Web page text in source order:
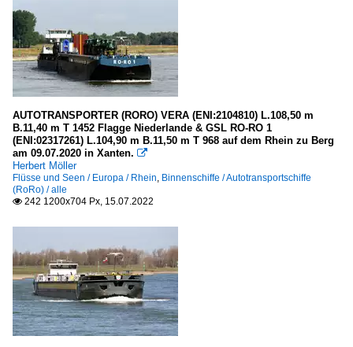
AUTOTRANSPORTER (RORO) VERA (ENI:2104810) L.108,50 m
B.11,40 m T 1452 Flagge Niederlande & GSL RO-RO 1
(ENI:02317261) L.104,90 m B.11,50 m T 968 auf dem Rhein zu Berg
am 09.07.2020 in Xanten. 
Herbert Möller
Flüsse und Seen / Europa / Rhein Binnenschiffe / Autotransportschiffe
(RoRo) / alle
 242 1200x704 Px, 15.07.2022